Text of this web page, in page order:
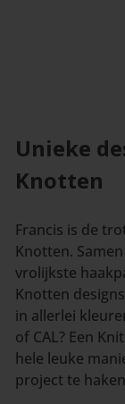
Unieke
Knotten
Francis is de
Knotten.
vrolijkste
Knotten
in allerlei
of CAL? Een
hele leuke
project te